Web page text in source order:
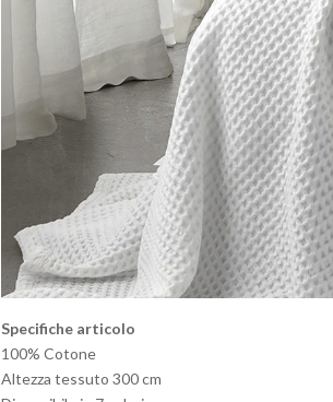
Specifiche articolo
100% Cotone
Altezza tessuto 300 cm